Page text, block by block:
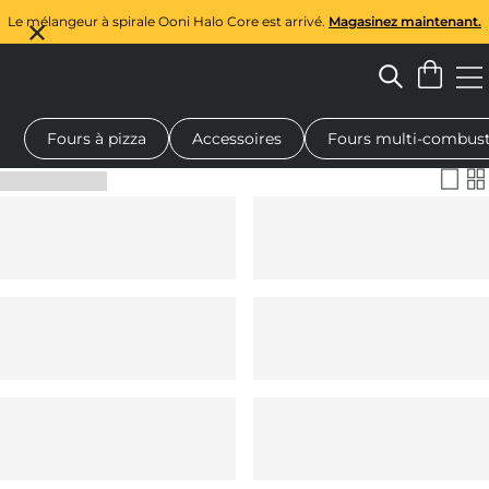
Le mélangeur à spirale Ooni Halo Core est arrivé. Magasinez maintenant.
pizza au feu de bois Malaxeur à pâte Cadeaux Planches de
Fours à pizza Accessoires Fours multi-